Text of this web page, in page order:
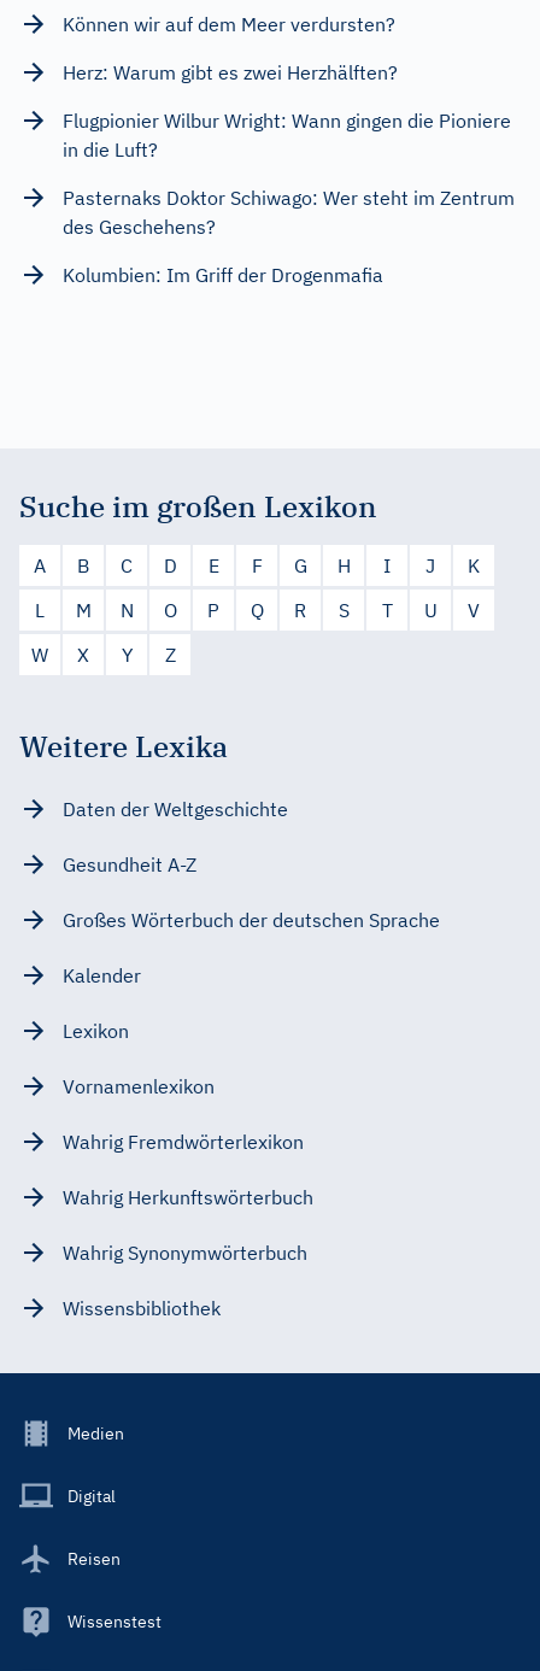
Können wir auf dem Meer verdursten?
Herz: Warum gibt es zwei Herzhälften?
Flugpionier Wilbur Wright: Wann gingen die Pioniere
in die Luft?
Pasternaks Doktor Schiwago: Wer steht im Zentrum
des Geschehens?
Kolumbien: Im Griff der Drogenmafia
Suche im großen Lexikon
A B C D E F G H I J
K
L
M N O P Q R S T U
V
W
X Y Z
Weitere Lexika
Daten der Weltgeschichte
Gesundheit A-Z
Großes Wörterbuch der deutschen Sprache
Kalender
Lexikon
Vornamenlexikon
Wahrig Fremdwörterlexikon
Wahrig Herkunftswörterbuch
Wahrig Synonymwörterbuch
Wissensbibliothek
Footer
Main
Medien
Digital
Reisen
Wissenstest